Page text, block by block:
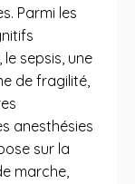
Parmi les
sepsis, une
de fragilité,
anesthésies
sur la
marche,